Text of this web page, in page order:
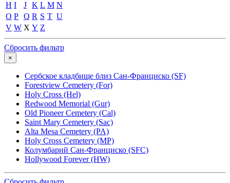
H I J K L M N
O P Q R S T U
V W X Y Z
Сбросить фильтр
×
Сербское кладбище близ Сан-Франциско (SF)
Forestview Cemetery (For)
Holy Cross (Hel)
Redwood Memorial (Gur)
Old Pioneer Cemetery (Cal)
Saint Mary Cemetery (Sac)
Alta Mesa Cemetery (PA)
Holy Cross Cemetery (MP)
Колумбарий Сан-Франциско (SFC)
Hollywood Forever (HW)